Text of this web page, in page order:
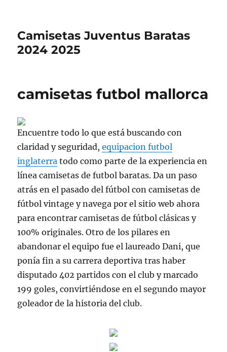
Camisetas Juventus Baratas
2024 2025
camisetas futbol mallorca
Encuentre todo lo que está buscando con
claridad y seguridad,equipacion futbol
inglaterra todo como parte de la experiencia en
línea camisetas de futbol baratas. Da un paso
atrás en el pasado del fútbol con camisetas de
fútbol vintage y navega por el sitio web ahora
para encontrar camisetas de fútbol clásicas y
100% originales. Otro de los pilares en
abandonar el equipo fue el laureado Dani, que
ponía fin a su carrera deportiva tras haber
disputado 402 partidos con el club y marcado
199 goles, convirtiéndose en el segundo mayor
goleador de la historia del club.